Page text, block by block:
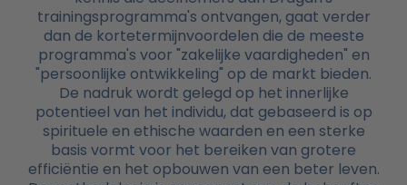
trainingsprogramma's ontvangen, gaat verder
dan de kortetermijnvoordelen die de meeste
programma's voor "zakelijke vaardigheden" en
"persoonlijke ontwikkeling" op de markt bieden.
De nadruk wordt gelegd op het innerlijke
potentieel van het individu, dat gebaseerd is op
spirituele en ethische waarden en een sterke
basis vormt voor het bereiken van grotere
efficiëntie en het opbouwen van een beter leven.